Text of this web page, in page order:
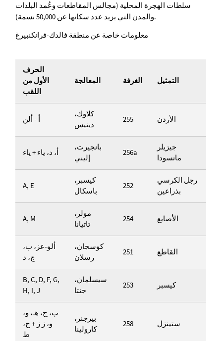
سلطات الهجرة المحلية (مجالس المقاطعات وعُمد البلدات
والمدن التي يزيد عدد سكانها عن 50,000 نسمة).
معلومات خاصة عن منطقة فالدك-فرانكنبيرغ
الحرف
الأول من
اللقب
المعالجة الغرفة التمثيل
أ - ألن
كلاوك،
دينيس
255 الأردن
أ، د، ياء + ياء
بانجيرت،
إليني
256a
جيزيلر
ماتسودا
A, E
كيسبر،
باسكال
252
رجل الكرسي
بذراعين
A, M
مولر،
تاتيانا
254 الأصابع
ألو-عز، ب،
ج، د
كوسجان،
رسلان
251 القاطع
B, C, D, F, G,
H, I, J
سيسلمان،
جنتا
253 كيسبر
ب، ج، هـ، و،
و، ز ز + ح،
ط
بيرجنر،
كارولينا
258 ستينزل